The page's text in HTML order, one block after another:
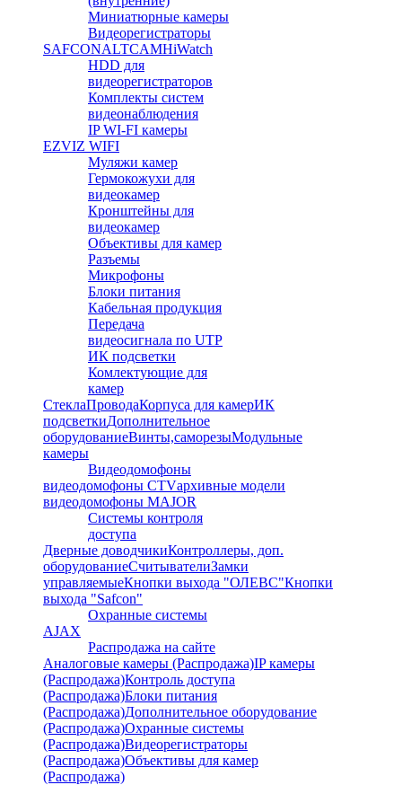
Миниатюрные камеры
Видеорегистраторы
SAFCONALTCAMHiWatch
HDD для
видеорегистраторов
Комплекты систем
видеонаблюдения
IP WI-FI камеры
EZVIZ WIFI
Муляжи камер
Гермокожухи для
видеокамер
Кронштейны для
видеокамер
Объективы для камер
Разъемы
Микрофоны
Блоки питания
Кабельная продукция
Передача
видеосигнала по UTP
ИК подсветки
Комлектующие для
камер
СтеклаПроводаКорпуса для камерИК
подсветкиДополнительное
оборудованиеВинты,саморезыМодульные
камеры
Видеодомофоны
видеодомофоны CTVархивные модели
видеодомофоны MAJOR
Системы контроля
доступа
Дверные доводчикиКонтроллеры, доп.
оборудованиеСчитывателиЗамки
управляемыеКнопки выхода "ОЛЕВС"Кнопки
выхода "Safcon"
Охранные системы
AJAX
Распродажа на сайте
Аналоговые камеры (Распродажа)IP камеры
(Распродажа)Контроль доступа
(Распродажа)Блоки питания
(Распродажа)Дополнительное оборудование
(Распродажа)Охранные системы
(Распродажа)Видеорегистраторы
(Распродажа)Объективы для камер
(Распродажа)